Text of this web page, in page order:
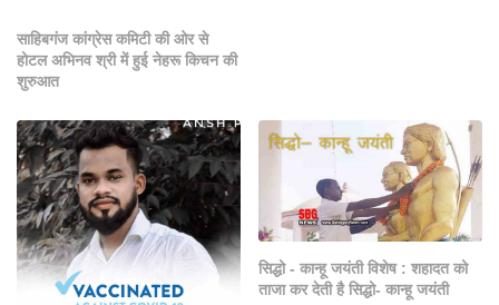
साहिबगंज कांग्रेस कमिटी की ओर से
होटल अभिनव श्री में हुई नेहरू किचन की
शुरुआत
सिद्धो - कान्हू जयंती विशेष : शहादत को
ताजा कर देती है सिद्धो- कान्हू जयंती